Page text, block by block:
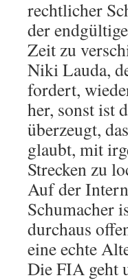
rechtlicher
der
Zeit zu
Niki Lauda,
fordert,
her, sonst ist
überzeugt,
glaubt, mit
Strecken zu
Auf der
Schumacher
durchaus
eine echte
Die FIA geht